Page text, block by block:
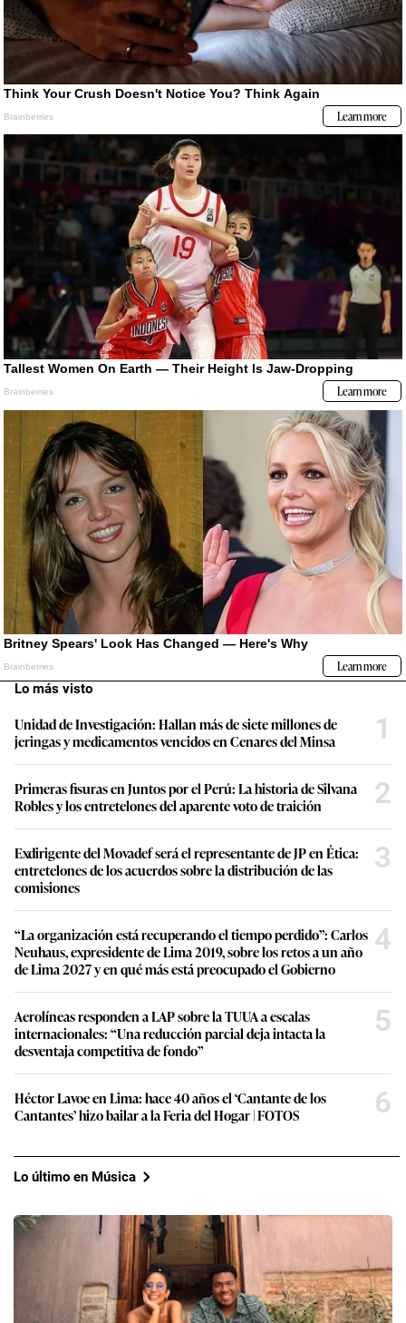
Lo más visto
Unidad de Investigación: Hallan más de siete millones de
jeringas y medicamentos vencidos en Cenares del Minsa
1
Primeras fisuras en Juntos por el Perú: La historia de Silvana
Robles y los entretelones del aparente voto de traición
2
Exdirigente del Movadef será el representante de JP en Ética:
entretelones de los acuerdos sobre la distribución de las
comisiones
3
“La organización está recuperando el tiempo perdido”: Carlos
Neuhaus, expresidente de Lima 2019, sobre los retos a un año
de Lima 2027 y en qué más está preocupado el Gobierno
4
Aerolíneas responden a LAP sobre la TUUA a escalas
internacionales: “Una reducción parcial deja intacta la
desventaja competitiva de fondo”
5
Héctor Lavoe en Lima: hace 40 años el ‘Cantante de los
Cantantes’ hizo bailar a la Feria del Hogar | FOTOS
6
Lo último en Música